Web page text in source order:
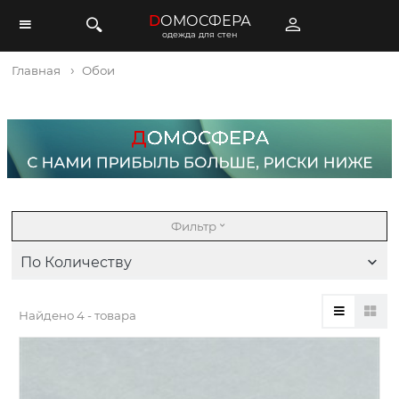
DОМОСФЕРА
одежда для стен
Главная Обои
Фильтр
По Количеству
Найдено4 - товара